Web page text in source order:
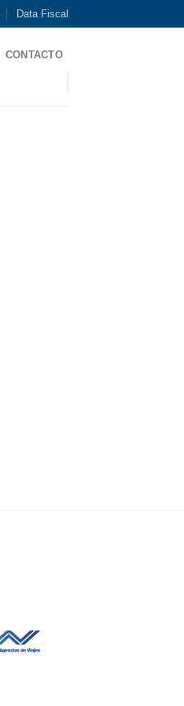
Data Fiscal
CONTACTO